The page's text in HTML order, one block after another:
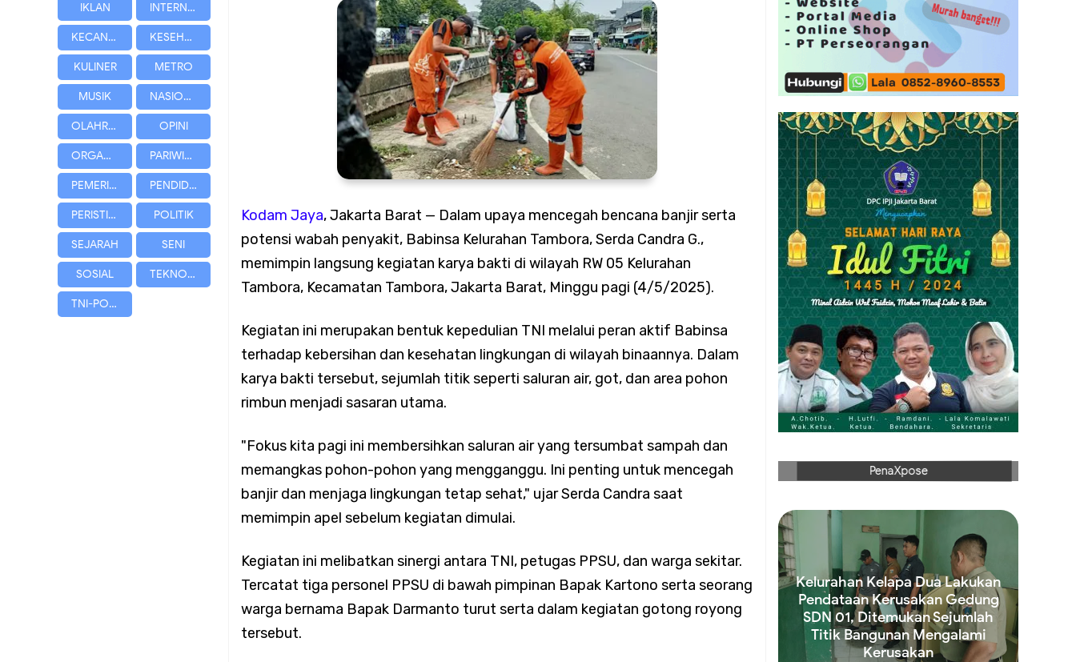
IKLAN INTERNASIONAL
KECANTIKAN KESEHATAN
KULINER METRO
MUSIK NASIONAL
OLAHRAGA OPINI
ORGANISASI PARIWISATA
PEMERINTAHAN PENDIDIKAN
PERISTIWA POLITIK
SEJARAH SENI
SOSIAL TEKNOLOGI
TNI-POLRI
Koramil 02/Tambora Intensif Pantau Harga Sembako, Pastikan Stok Bahan Pokok Aman
Koramil 02/Tambora Perkuat Budaya Bersih, Satgas Sampah Edukasi Warga Kelola Sampah
Andri Maulana SH Bangun Kirana Musik, Siap Lahirkan Grup Dangdut Original yang
Koramil 02/Tambora Intensifkan Patroli Malam, Ciptakan Rasa Aman dan Cegah Tawuran di
Wilayah Binaan
Koramil 02/Tambora Intensif Pantau Harga Sembako, Pastikan Stok Bahan Pokok Aman
untuk Masyarakat
Tunjukkan Nihil Genangan
Kodam Jaya,Jakarta Barat — Dalam upaya mencegah bencana banjir serta
potensi wabah penyakit, Babinsa Kelurahan Tambora, Serda Candra G.,
memimpin langsung kegiatan karya bakti di wilayah RW 05 Kelurahan
Tambora, Kecamatan Tambora, Jakarta Barat, Minggu pagi (4/5/2025).
Kegiatan ini merupakan bentuk kepedulian TNI melalui peran aktif Babinsa
terhadap kebersihan dan kesehatan lingkungan di wilayah binaannya. Dalam
karya bakti tersebut, sejumlah titik seperti saluran air, got, dan area pohon
rimbun menjadi sasaran utama.
"Fokus kita pagi ini membersihkan saluran air yang tersumbat sampah dan
memangkas pohon-pohon yang mengganggu. Ini penting untuk mencegah
banjir dan menjaga lingkungan tetap sehat," ujar Serda Candra saat
memimpin apel sebelum kegiatan dimulai.
Kegiatan ini melibatkan sinergi antara TNI, petugas PPSU, dan warga sekitar.
Tercatat tiga personel PPSU di bawah pimpinan Bapak Kartono serta seorang
warga bernama Bapak Darmanto turut serta dalam kegiatan gotong royong
tersebut.
PenaXpose
Kelurahan Kelapa Dua Lakukan
Pendataan Kerusakan Gedung
SDN 01, Ditemukan Sejumlah
Titik Bangunan Mengalami
Kerusakan